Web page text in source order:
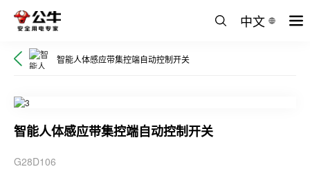
中文
智能人体感应带集控端自动控制开关
智能人体感应带集控端自动控制开关
G28D106